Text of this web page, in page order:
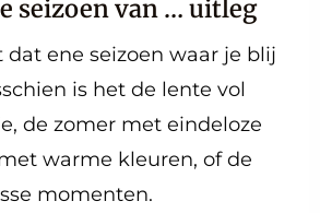
seizoen van … uitleg
dat ene seizoen waar je blij
is het de lente vol
de zomer met eindeloze
warme kleuren, of de
momenten.